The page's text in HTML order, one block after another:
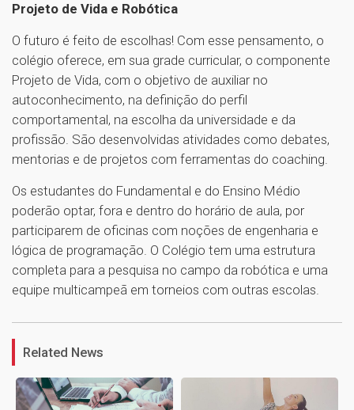
Projeto de Vida e Robótica
O futuro é feito de escolhas! Com esse pensamento, o
colégio oferece, em sua grade curricular, o componente
Projeto de Vida, com o objetivo de auxiliar no
autoconhecimento, na definição do perfil
comportamental, na escolha da universidade e da
profissão. São desenvolvidas atividades como debates,
mentorias e de projetos com ferramentas do coaching.
Os estudantes do Fundamental e do Ensino Médio
poderão optar, fora e dentro do horário de aula, por
participarem de oficinas com noções de engenharia e
lógica de programação. O Colégio tem uma estrutura
completa para a pesquisa no campo da robótica e uma
equipe multicampeã em torneios com outras escolas.
1
Related News